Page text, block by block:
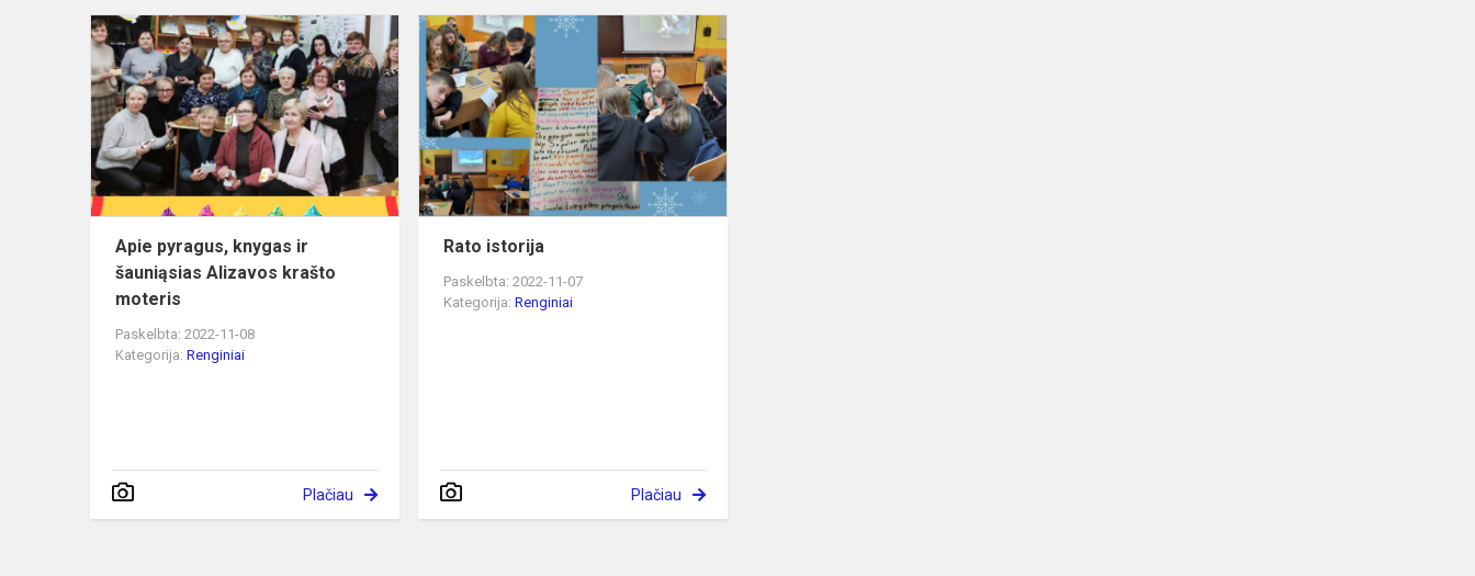
Apie
pyragus,
knygas
ir
šauniąsias
Alizavos
krašto
moteris
Apie pyragus, knygas ir
šauniąsias Alizavos krašto
moteris
Paskelbta: 2022-11-08
Kategorija: Renginiai
Plačiau
Rato
istorija
Rato istorija
Paskelbta: 2022-11-07
Kategorija:Renginiai
Plačiau